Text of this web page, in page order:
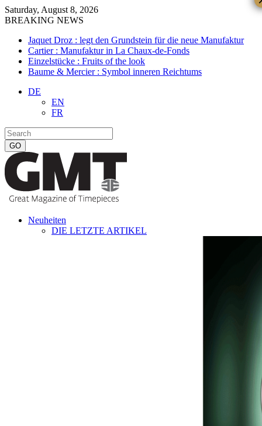
Saturday, August 8, 2026
BREAKING NEWS
Jaquet Droz : legt den Grundstein für die neue Manufaktur
Cartier : Manufaktur in La Chaux-de-Fonds
Einzelstücke : Fruits of the look
Baume & Mercier : Symbol inneren Reichtums
DE
EN
FR
Neuheiten
DIE LETZTE ARTIKEL